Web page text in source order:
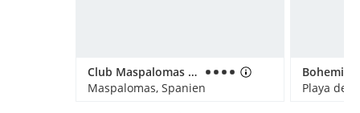
Club Maspalomas Suites & SPA
Maspalomas, Spanien
Playa del